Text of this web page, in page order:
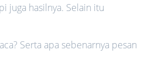
juga hasilnya. Selain itu
Serta apa sebenarnya pesan